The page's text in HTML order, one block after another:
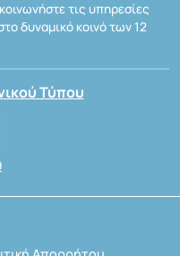
τις υπηρεσίες
δυναμικό κοινό των 12
Τύπου